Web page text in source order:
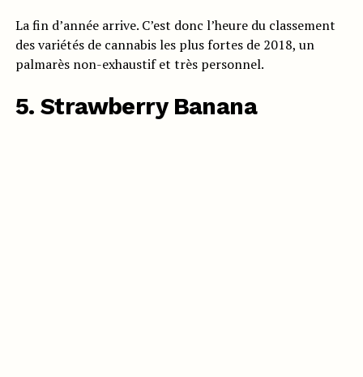
La fin d’année arrive. C’est donc l’heure du classement
des variétés de cannabis les plus fortes de 2018, un
palmarès non-exhaustif et très personnel.
5. Strawberry Banana